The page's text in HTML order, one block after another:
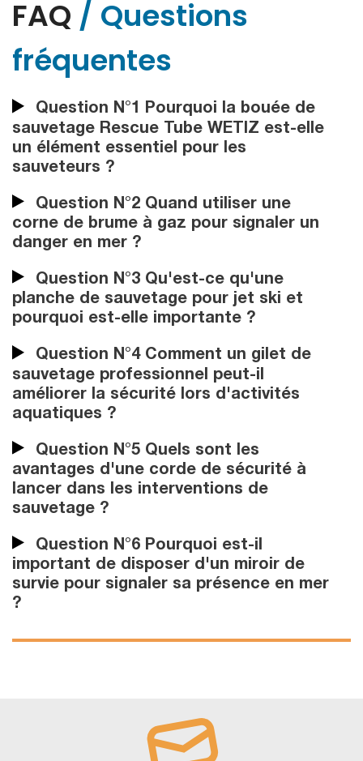
FAQ / Questions
fréquentes
Question N°1 Pourquoi la bouée de
sauvetage Rescue Tube WETIZ est-elle
un élément essentiel pour les
sauveteurs ?
Question N°2 Quand utiliser une
corne de brume à gaz pour signaler un
danger en mer ?
Question N°3 Qu'est-ce qu'une
planche de sauvetage pour jet ski et
pourquoi est-elle importante ?
Question N°4 Comment un gilet de
sauvetage professionnel peut-il
améliorer la sécurité lors d'activités
aquatiques ?
Question N°5 Quels sont les
avantages d'une corde de sécurité à
lancer dans les interventions de
sauvetage ?
Question N°6 Pourquoi est-il
important de disposer d'un miroir de
survie pour signaler sa présence en mer
?